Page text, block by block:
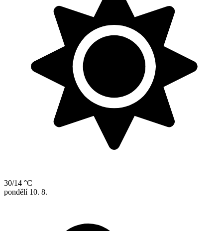
30/14 °C
pondělí 10. 8.